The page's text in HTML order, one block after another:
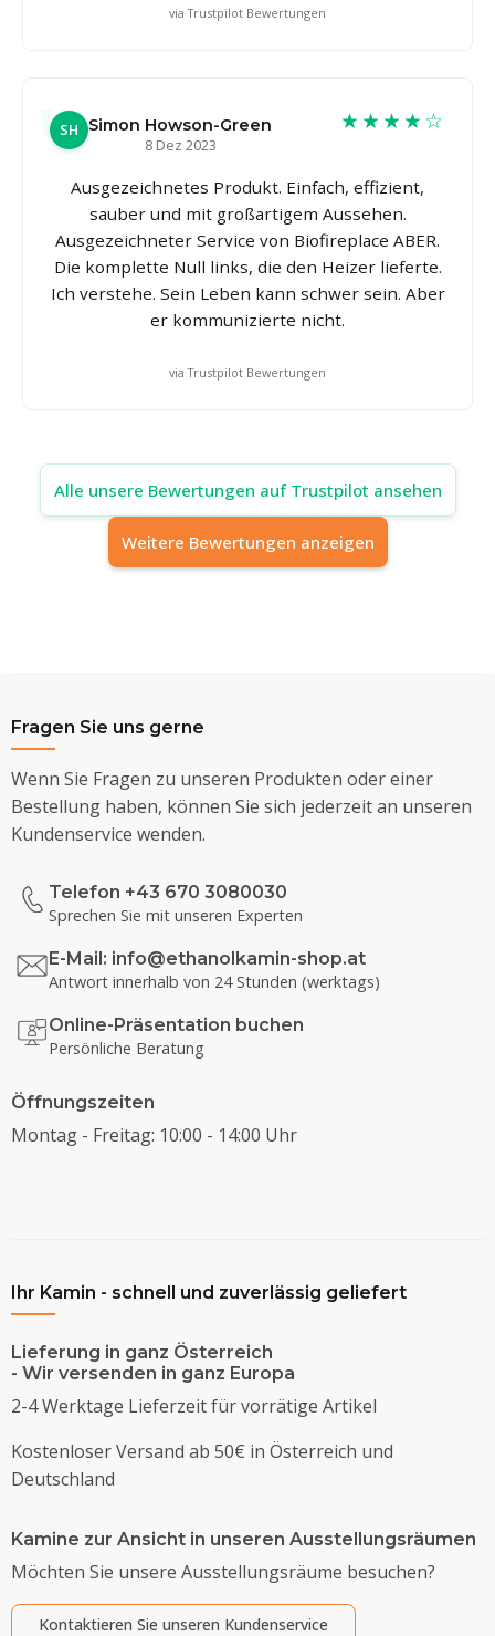
via Trustpilot Bewertungen
SH Simon Howson-Green
8 Dez 2023
★★★★☆
Ausgezeichnetes Produkt. Einfach, effizient,
sauber und mit großartigem Aussehen.
Ausgezeichneter Service von Biofireplace ABER.
Die komplette Null links, die den Heizer lieferte.
Ich verstehe. Sein Leben kann schwer sein. Aber
er kommunizierte nicht.
via Trustpilot Bewertungen
Alle unsere Bewertungen auf Trustpilot ansehen
Weitere Bewertungen anzeigen
Fragen Sie uns gerne
Wenn Sie Fragen zu unseren Produkten oder einer
Bestellung haben, können Sie sich jederzeit an unseren
Kundenservice wenden.
Telefon +43 670 3080030
Sprechen Sie mit unseren Experten
E-Mail: info@ethanolkamin-shop.at
Antwort innerhalb von 24 Stunden (werktags)
Online-Präsentation buchen
Persönliche Beratung
Öffnungszeiten
Montag - Freitag: 10:00 - 14:00 Uhr
Ihr Kamin - schnell und zuverlässig geliefert
Lieferung in ganz Österreich
- Wir versenden in ganz Europa
2-4 Werktage Lieferzeit für vorrätige Artikel
Kostenloser Versand ab 50€ in Österreich und
Deutschland
Kamine zur Ansicht in unseren Ausstellungsräumen
Möchten Sie unsere Ausstellungsräume besuchen?
Kontaktieren Sie unseren Kundenservice